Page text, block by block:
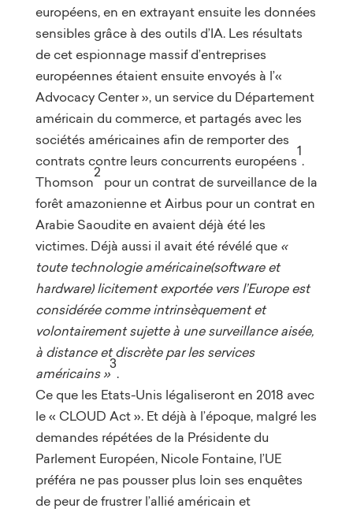
européens, en en extrayant ensuite les données
sensibles grâce à des outils d’IA. Les résultats
de cet espionnage massif d’entreprises
européennes étaient ensuite envoyés à l’«
Advocacy Center », un service du Département
américain du commerce, et partagés avec les
sociétés américaines afin de remporter des
contrats contre leurs concurrents européens
1
.
Thomson
2
pour un contrat de surveillance de la
forêt amazonienne et Airbus pour un contrat en
Arabie Saoudite en avaient déjà été les
victimes. Déjà aussi il avait été révélé que«
toute technologie américaine(software et
hardware) licitement exportée vers l’Europe est
considérée comme intrinsèquement et
volontairement sujette à une surveillance aisée,
à distance et discrète par les services
américains »
3
.
Ce que les Etats-Unis légaliseront en 2018 avec
le « CLOUD Act ». Et déjà à l’époque, malgré les
demandes répétées de la Présidente du
Parlement Européen, Nicole Fontaine, l’UE
préféra ne pas pousser plus loin ses enquêtes
de peur de frustrer l’allié américain et